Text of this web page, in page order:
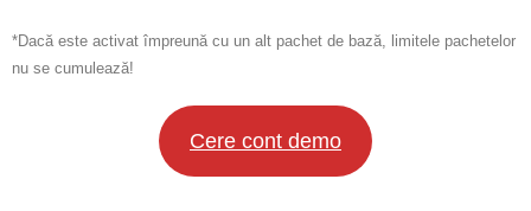
*Dacă este activat împreună cu un alt pachet de bază, limitele pachetelor
nu se cumulează!
Cere cont demo